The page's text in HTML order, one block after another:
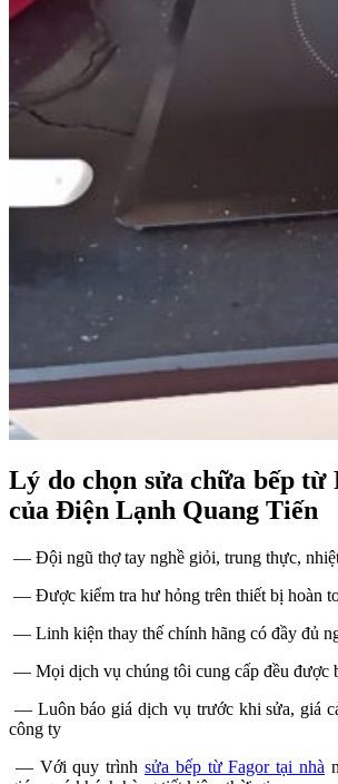
Lý do chọn sửa chữa bếp từ
của Điện Lạnh Quang Tiến
— Đội ngũ thợ tay nghề giỏi, trung thực,
— Được kiểm tra hư hỏng trên thiết bị hoàn
— Linh kiện thay thế chính hãng có đầy đủ
— Mọi dịch vụ chúng tôi cung cấp đều được
— Luôn báo giá dịch vụ trước khi sửa, giá
công ty
— Với quy trình sửa bếp từ Fagor tại nhà